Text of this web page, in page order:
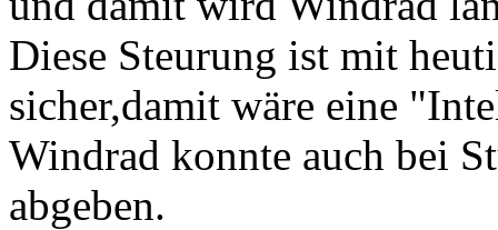
Diese Steurung ist mit
sicher,damit wäre eine
Windrad konnte auch bei
abgeben.